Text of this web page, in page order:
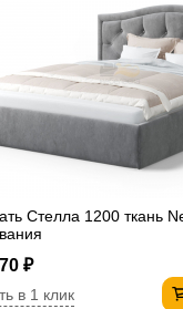
Стелла 1200 ткань
₽
в 1 клик